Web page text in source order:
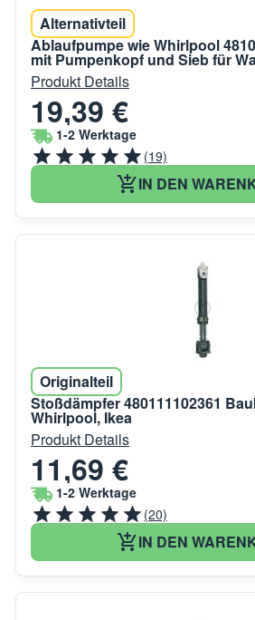
Alternativteil
Ablaufpumpe wie Whirlpool
mit Pumpenkopf und Sieb für
Produkt Details
19,39 €
1-2 Werktage
(19)
IN DEN
Originalteil
Stoßdämpfer 480111102361
Whirlpool, Ikea
Produkt Details
11,69 €
1-2 Werktage
(20)
IN DEN